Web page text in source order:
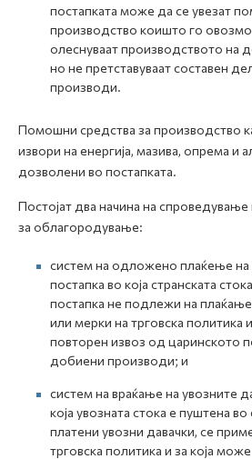
постапката може да се увезат
производство коишто го
олеснуваат производството на
но не претставуваат составен
производи.
Помошни средства за производство
извори на енергија, мазива, опрема и
дозволени во постапката.
Постојат два начина на спроведување
за облагородување:
систем на одложено плаќење на
постапка во која странската
постапка не подлежи на
или мерки на трговска политика
повторен извоз од царинското
добиени производи; и
систем на враќање на увозните
која увозната стока е пуштена
платени увозни давачки, се
трговска политика и за која